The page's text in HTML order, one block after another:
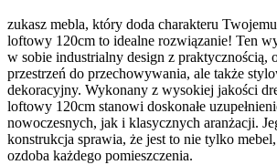
zukasz mebla, który doda charakteru
loftowy 120cm to idealne rozwiązanie! Ten
w sobie industrialny design z praktycznością,
przestrzeń do przechowywania, ale także
dekoracyjny. Wykonany z wysokiej jakości
loftowy 120cm stanowi doskonałe
nowoczesnych, jak i klasycznych aranżacji.
konstrukcja sprawia, że jest to nie tylko
ozdoba każdego pomieszczenia.